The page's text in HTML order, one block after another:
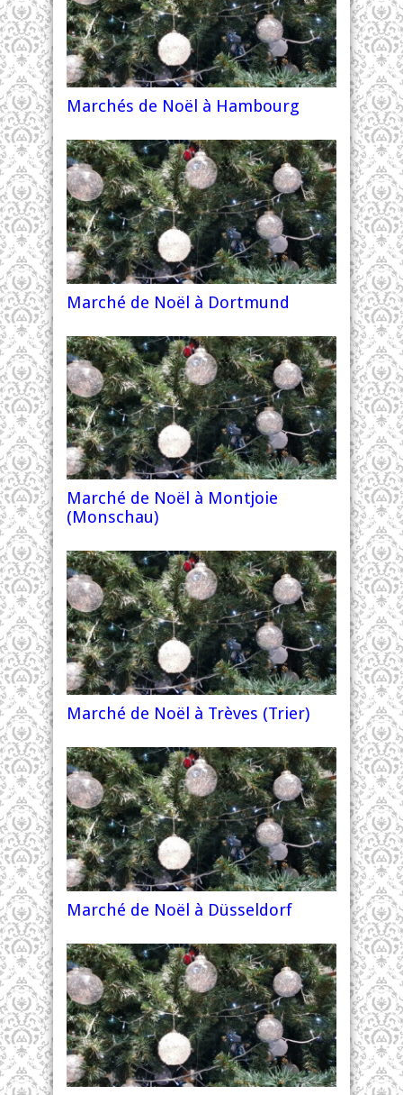
Marchés de Noël à Hambourg
Marché de Noël à Dortmund
Marché de Noël à Montjoie
(Monschau)
Marché de Noël à Trèves (Trier)
Marché de Noël à Düsseldorf